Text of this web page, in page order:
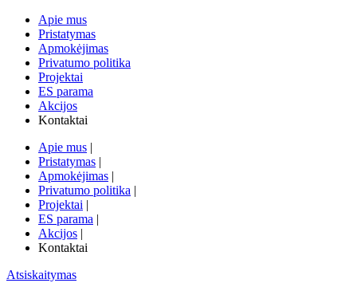
Apie mus
Pristatymas
Apmokėjimas
Privatumo politika
Projektai
ES parama
Akcijos
Kontaktai
Apie mus |
Pristatymas |
Apmokėjimas |
Privatumo politika |
Projektai |
ES parama |
Akcijos |
Kontaktai
Atsiskaitymas